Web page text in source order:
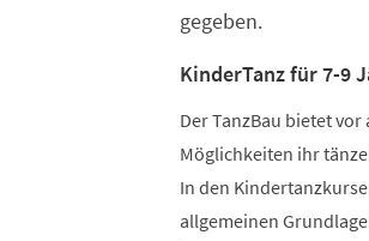
gegeben.
KinderTanz für 7-9
Der TanzBau bietet
Möglichkeiten ihr
In den
allgemeinen